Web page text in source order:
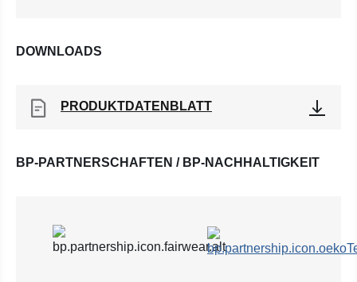
DOWNLOADS
PRODUKTDATENBLATT
BP-PARTNERSCHAFTEN / BP-NACHHALTIGKEIT